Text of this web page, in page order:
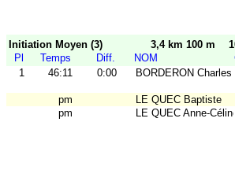
Initiation Moyen (3) 3,4 km 100 m
Pl
Temps Diff. NOM
1
46:11 0:00 BORDERON Charles
pm LE QUEC Baptiste
pm
LE QUEC Anne-